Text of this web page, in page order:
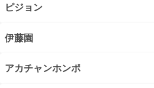
ピジョン
伊藤園
アカチャンホンポ